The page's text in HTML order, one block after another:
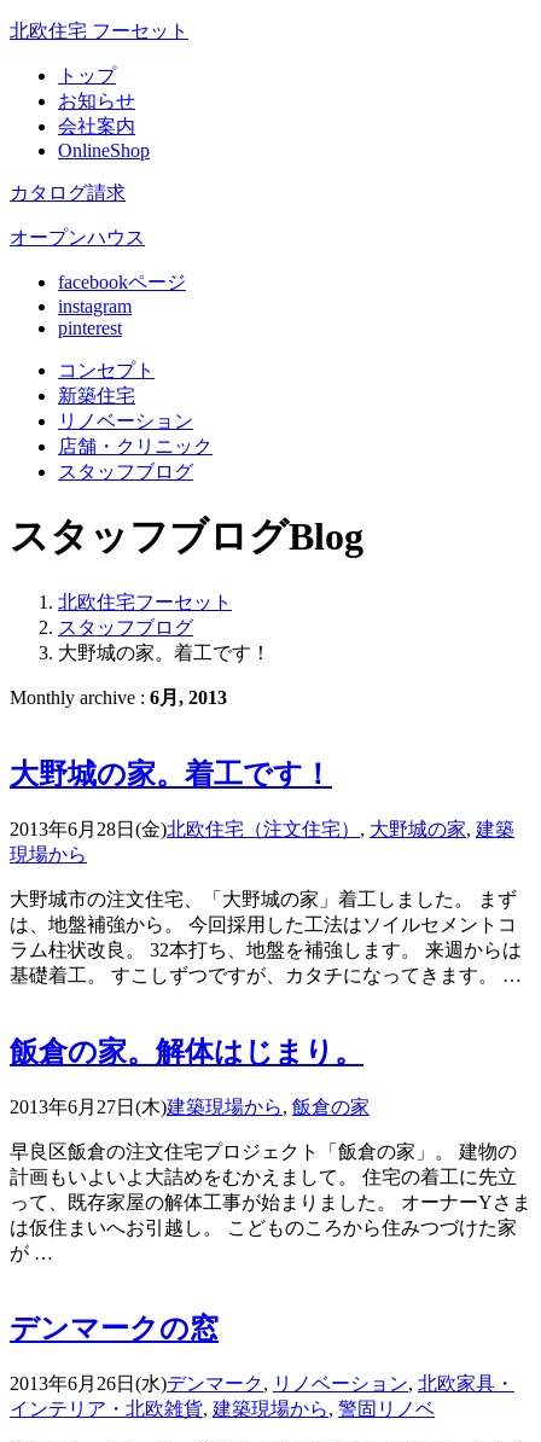
北欧住宅 フーセット
トップ
お知らせ
会社案内
OnlineShop
カタログ請求
オープンハウス
facebookページ
instagram
pinterest
コンセプト
新築住宅
リノベーション
店舗 ・クリニック
スタッフブログ
スタッフブログBlog
北欧住宅フーセット
スタッフブログ
大野城の家。着工です！
Monthly archive : 6月, 2013
大野城の家。着工です！
2013年6月28日(金)北欧住宅（注文住宅） , 大野城の家, 建築
現場から
大野城市の注文住宅、「大野城の家」着工しました。 まず
は、地盤補強から。 今回採用した工法はソイルセメントコ
ラム柱状改良。 32本打ち、地盤を補強します。 来週からは
基礎着工。 すこしずつですが、カタチになってきます。 …
飯倉の家。解体はじまり。
2013年6月27日(木)建築現場から, 飯倉の家
早良区飯倉の注文住宅プロジェクト「飯倉の家」。 建物の
計画もいよいよ大詰めをむかえまして。 住宅の着工に先立
って、既存家屋の解体工事が始まりました。 オーナーYさま
は仮住まいへお引越し。 こどものころから住みつづけた家
が …
デンマークの窓
2013年6月26日(水)デンマーク, リノベーション, 北欧家具・
インテリア・北欧雑貨, 建築現場から, 警固リノベ